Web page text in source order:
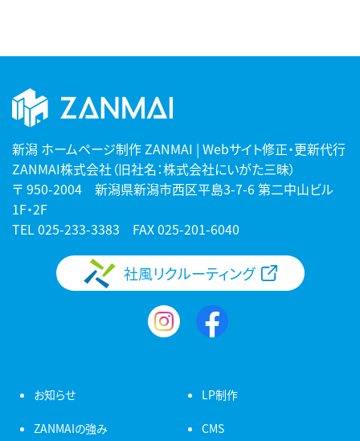
新潟 ホームページ制作 ZANMAI | Webサイト修正・更新代行
ZANMAI株式会社（旧社名：株式会社にいがた三昧）
〒 950-2004 新潟県新潟市西区平島3-7-6 第二中山ビル
1F・2F
TEL025-233-3383 FAX 025-201-6040
社風リクルーティング
お知らせ
ZANMAIの強み
LP制作
CMS